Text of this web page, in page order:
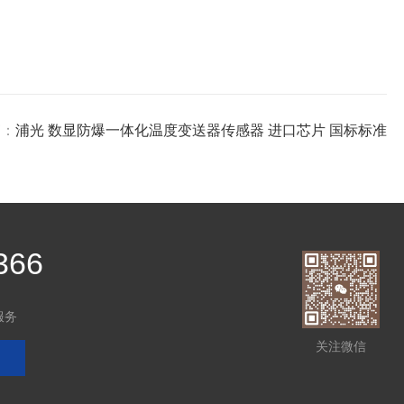
浦光 数显防爆一体化温度变送器传感器 进口芯片 国标标准
务
关注微信